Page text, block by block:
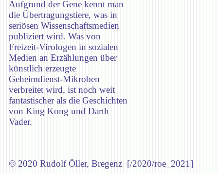
Aufgrund der Gene kennt man
die Übertragungstiere, was in
seriösen Wissenschaftsmedien
publiziert wird. Was von
Freizeit-Virologen in sozialen
Medien an Erzählungen über
künstlich erzeugte
Geheimdienst-Mikroben
verbreitet wird, ist noch weit
fantastischer als die Geschichten
von King Kong und Darth
Vader.
© 2020 Rudolf Öller, Bregenz [/2020/roe_2021]